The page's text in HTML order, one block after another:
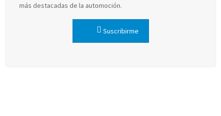
más destacadas de la automoción.
Suscribirme